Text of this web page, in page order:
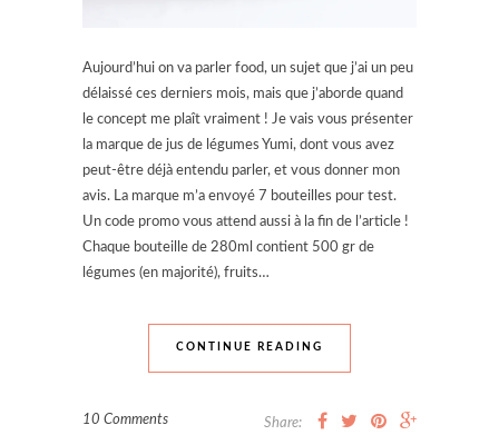
Aujourd’hui on va parler food, un sujet que j’ai un peu
délaissé ces derniers mois, mais que j’aborde quand
le concept me plaît vraiment ! Je vais vous présenter
la marque de jus de légumes Yumi, dont vous avez
peut-être déjà entendu parler, et vous donner mon
avis. La marque m’a envoyé 7 bouteilles pour test.
Un code promo vous attend aussi à la fin de l’article !
Chaque bouteille de 280ml contient 500 gr de
légumes (en majorité), fruits…
CONTINUE READING
10 Comments Share: